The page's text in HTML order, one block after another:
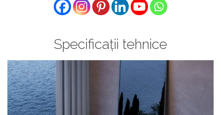
Specificații tehnice